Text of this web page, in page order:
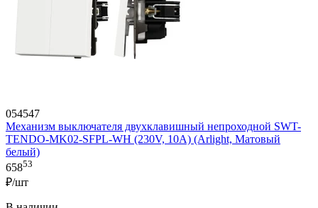
054547
Механизм выключателя двухклавишный непроходной SWT-
TENDO-MK02-SFPL-WH (230V, 10A) (Arlight, Матовый
белый)
65853
₽/шт